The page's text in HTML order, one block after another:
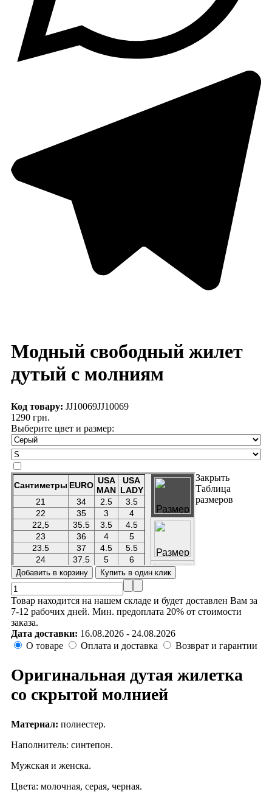
Модный свободный жилет
дутый с молниям
Код товару: JJ10069JJ10069
1290 грн.
Выберите цвет и размер:
Закрыть
Таблица
размеров
Товар находится на нашем складе и будет доставлен Вам за
7-12 рабочих дней. Мин. предоплата 20% от стоимости
заказа.
Дата доставки: 16.08.2026 - 24.08.2026
О товаре
Оплата и доставка Возврат и гарантии
Оригинальная дутая жилетка
со скрытой молнией
Материал: полиестер.
Наполнитель: синтепон.
Мужская и женска.
Цвета: молочная, серая, черная.